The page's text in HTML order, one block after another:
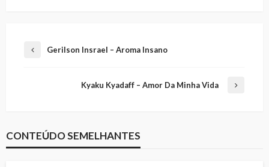
Gerilson Insrael – Aroma Insano
Kyaku Kyadaff – Amor Da Minha Vida
CONTEÚDO SEMELHANTES